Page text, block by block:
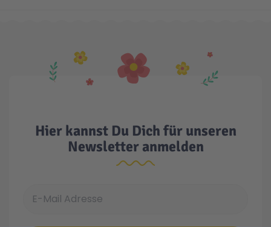
Hier kannst Du Dich für unseren
Newsletter anmelden